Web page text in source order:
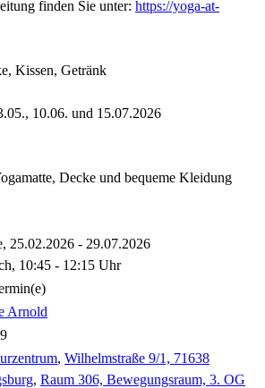
finden Sie unter: https://yoga-at-
Kissen, Getränk
10.06. und 15.07.2026
Decke und bequeme Kleidung
25.02.2026 - 29.07.2026
10:45 - 12:15 Uhr
Arnold
, Wilhelmstraße 9/1, 71638
, Raum 306, Bewegungsraum, 3. OG